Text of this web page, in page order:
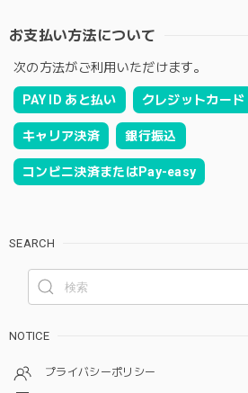
お支払い方法について
次の方法がご利用いただけます。
PAY ID あと払い クレジットカード
キャリア決済 銀行振込
コンビニ決済またはPay-easy
SEARCH
NOTICE
プライバシーポリシー